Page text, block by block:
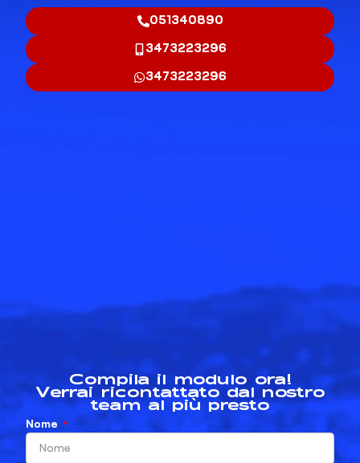
051340890
3473223296
3473223296
Compila il modulo ora!
Verrai ricontattato dal nostro
team al più presto
Nome